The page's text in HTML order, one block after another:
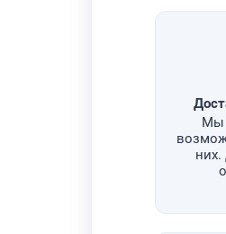
Мы
них.